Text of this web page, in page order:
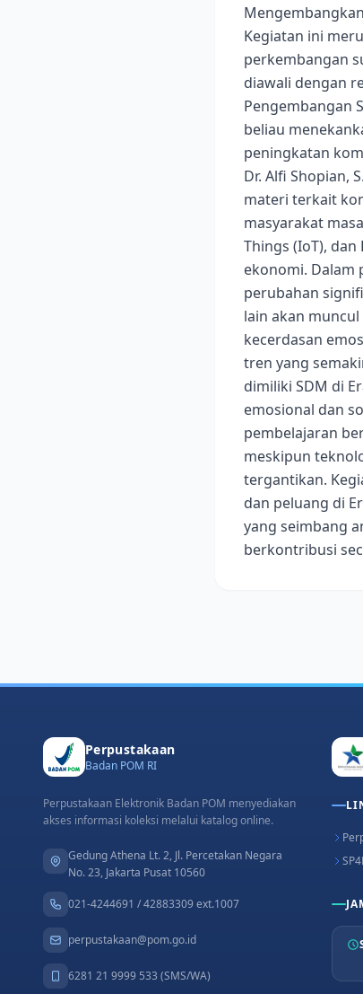
Kegiatan ini
perkembangan
diawali dengan
Pengembangan
beliau
peningkatan
Dr. Alfi Shopian,
materi terkait
masyarakat
Things (IoT),
ekonomi. Dalam
perubahan
lain akan
kecerdasan
tren yang
dimiliki SDM di
emosional dan
pembelajaran
meskipun
tergantikan.
dan peluang di
yang seimbang
berkontribusi
Perpustakaan
Badan POM RI
Perpustakaan Elektronik Badan POM menyediakan
akses informasi koleksi melalui katalog online.
Gedung Athena Lt. 2, Jl. Percetakan Negara
No. 23, Jakarta Pusat 10560
021-4244691 / 42883309 ext.1007
perpustakaan@pom.go.id
6281 21 9999 533 (SMS/WA)